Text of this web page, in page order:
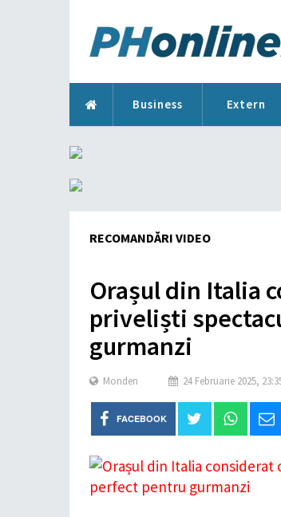
Business Extern
RECOMANDĂRI VIDEO
Orașul din Italia
priveliști
gurmanzi
Monden 24 Februarie 2025,
FACEBOOK